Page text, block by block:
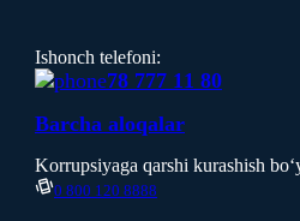
Ishonch telefoni:
78 777 11 80
Вarcha aloqalar
Korrupsiyaga qarshi kurashish
0 800 120 8888